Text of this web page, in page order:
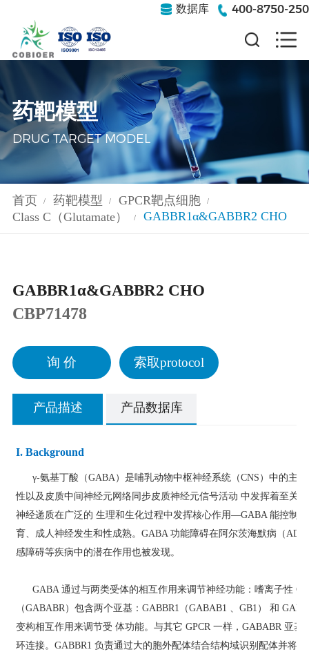
数据库 400-8750-250
药靶模型
DRUG TARGET MODEL
首页 / 药靶模型 / GPCR靶点细胞 /
Class C（Glutamate） / GABBR1α&GABBR2 CHO
GABBR1α&GABBR2 CHO
CBP71478
询 价 索取protocol
产品描述 产品数据库
I. Background
γ-氨基丁酸（GABA）是哺乳动物中枢神经系统（CNS）中的主
性以及皮质中间神经元网络同步皮质神经元信号活动 中发挥着至关
神经递质在广泛的 生理和生化过程中发挥核心作用—GABA 能控制
育、成人神经发生和性成熟。GABA 功能障碍在阿尔茨海默病（AD
感障碍等疾病中的潜在作用也被发现。
GABA 通过与两类受体的相互作用来调节神经功能：嗜离子性
（GABABR）包含两个亚基：GABBR1（GABAB1 、GB1） 和
变构相互作用来调节受 体功能。与其它 GPCR 一样，GABABR 亚
环连接。GABBR1 负责通过大的胞外配体结合结构域识别配体并将